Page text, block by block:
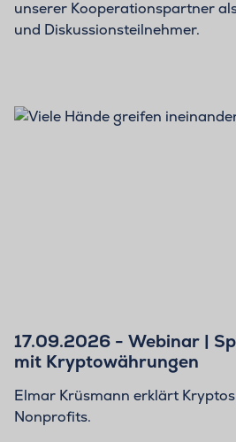
unserer Kooperationspartner
und Diskussionsteilnehmer.
17.09.2026 - Webinar |
mit Kryptowährungen
Elmar Krüsmann erklärt
Nonprofits.